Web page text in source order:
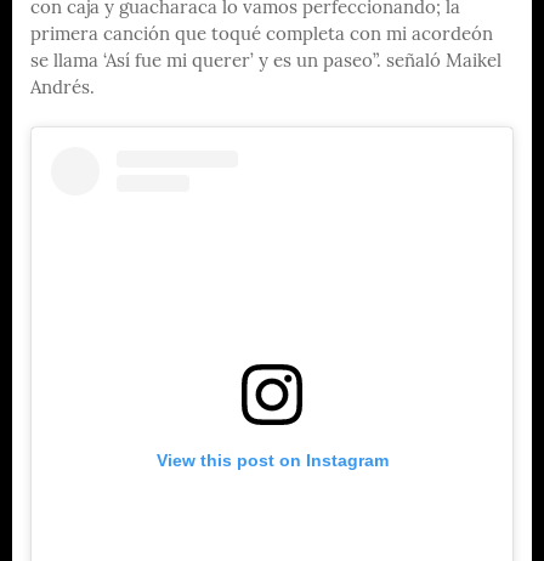
con caja y guacharaca lo vamos perfeccionando; la
primera canción que toqué completa con mi acordeón
se llama ‘Así fue mi querer’ y es un paseo”. señaló Maikel
Andrés.
View this post on Instagram